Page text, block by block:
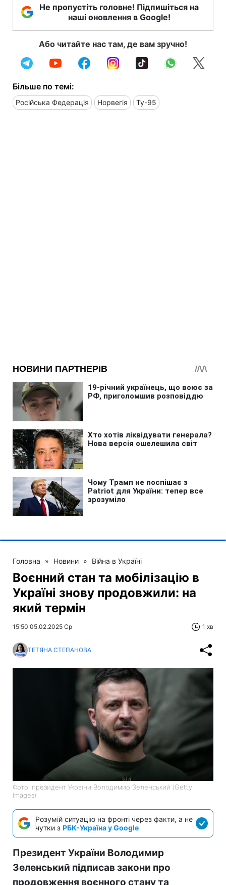
Не пропустіть головне! Підпишіться на
наші оновлення в Google!
Або читайте нас там, де вам зручно!
Більше по темі:
Російська Федерація Норвегія Ту-95
Головна » Новини » Війна в Україні
Воєнний стан та мобілізацію в
Україні знову продовжили: на
який термін
15:50 05.02.2025 Ср 1 хв
ТЕТЯНА СТЕПАНОВА
Фото: президент України Володимир Зеленський (Getty
Images)
Розумій ситуацію на фронті через факти, а не
чутки з РБК-Україна у Google
Президент України Володимир
Зеленський підписав закони про
продовження воєнного стану та